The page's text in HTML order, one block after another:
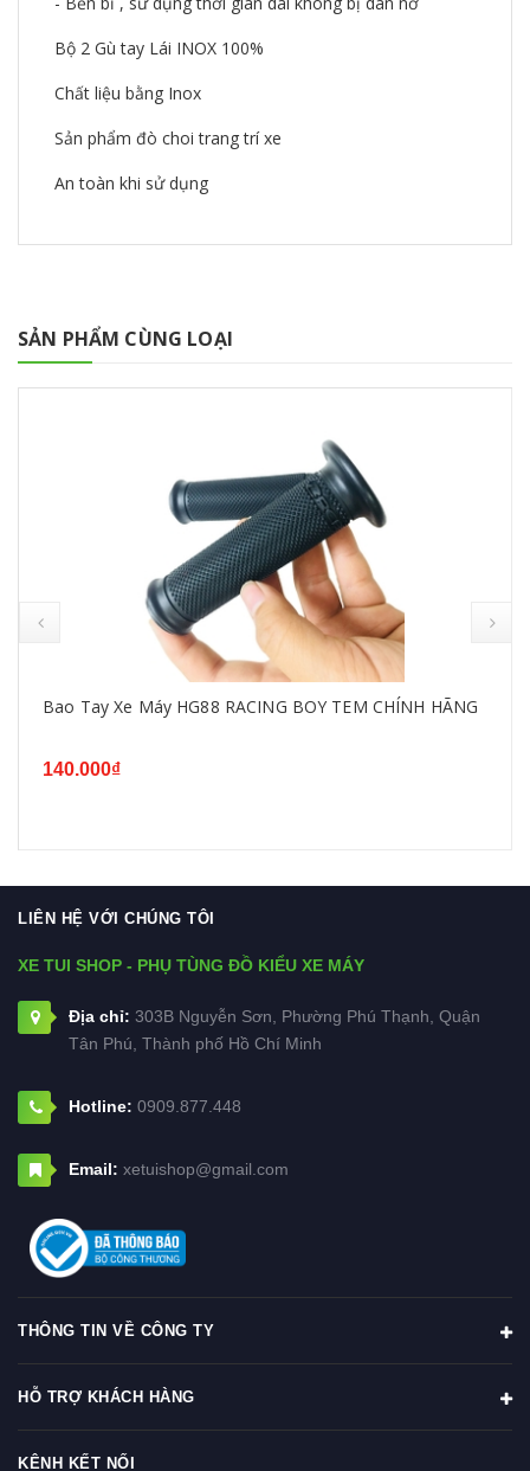
Bộ 2 Gù tay Lái INOX 100%
Chất liệu bằng Inox
Sản phẩm đò choi trang trí xe
An toàn khi sử dụng
SẢN PHẨM CÙNG LOẠI
Bao Tay Xe Máy HG88 RACING BOY TEM CHÍNH HÃNG
140.000₫
LIÊN HỆ VỚI CHÚNG TÔI
XE TUI SHOP - PHỤ TÙNG ĐỒ KIỂU XE MÁY
Địa chỉ: 303B Nguyễn Sơn, Phường Phú Thạnh, Quận
Tân Phú, Thành phố Hồ Chí Minh
Hotline: 0909.877.448
Email: xetuishop@gmail.com
THÔNG TIN VỀ CÔNG TY
HỖ TRỢ KHÁCH HÀNG
KÊNH KẾT NỐI